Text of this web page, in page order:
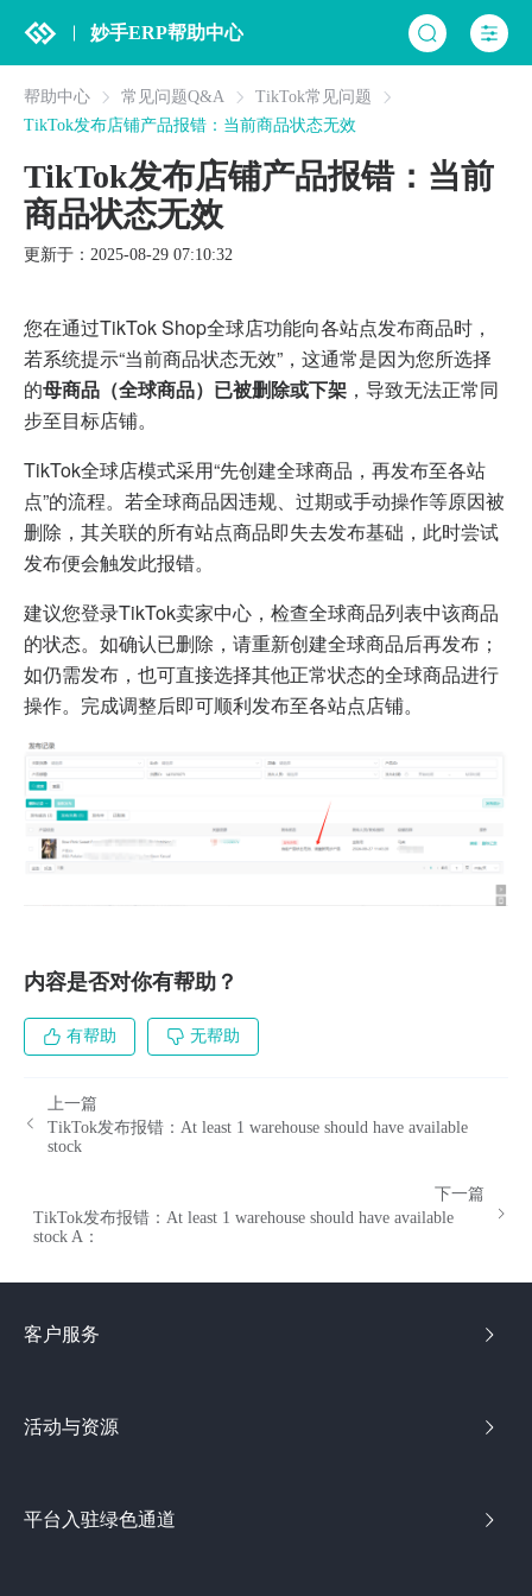
妙手ERP帮助中心
帮助中心 常见问题Q&A
TikTok常见问题
TikTok发布店铺产品报错：当前商品状态无效
TikTok发布店铺产品报错：当前
商品状态无效
更新于：2025-08-29 07:10:32
您在通过TikTok Shop全球店功能向各站点发布商品时，
若系统提示“当前商品状态无效”，这通常是因为您所选择
的母商品（全球商品）已被删除或下架 ，导致无法正常同
步至目标店铺。
TikTok全球店模式采用“先创建全球商品，再发布至各站
点”的流程。若全球商品因违规、过期或手动操作等原因被
删除，其关联的所有站点商品即失去发布基础，此时尝试
发布便会触发此报错。
建议您登录TikTok卖家中心，检查全球商品列表中该商品
的状态。如确认已删除，请重新创建全球商品后再发布；
如仍需发布，也可直接选择其他正常状态的全球商品进行
操作。完成调整后即可顺利发布至各站点店铺。
内容是否对你有帮助？
有帮助 无帮助
上一篇
TikTok发布报错：At least 1 warehouse should have available
stock
下一篇
TikTok发布报错：At least 1 warehouse should have available
stock A：
客户服务
活动与资源
平台入驻绿色通道